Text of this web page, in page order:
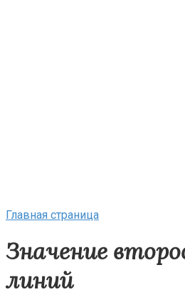
Главная страница
Значение
линий